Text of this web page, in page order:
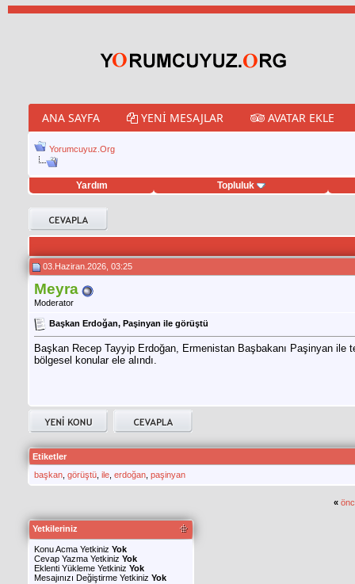
ANA SAYFA YENI MESAJLAR AVATAR EKLE
Yorumcuyuz.Org
Yardım Topluluk
hilesi
03.Haziran.2026, 03:25
Meyra
Moderator
Başkan Erdoğan, Paşinyan ile görüştü
Başkan Recep Tayyip Erdoğan, Ermenistan Başbakanı Paşinyan
bölgesel konular ele alındı.
Etiketler
başkan görüştü ile erdoğan paşinyan
«
Yetkileriniz
Konu Acma Yetkiniz Yok
Cevap Yazma Yetkiniz Yok
Eklenti Yükleme Yetkiniz Yok
Mesajınızı Değiştirme Yetkiniz Yok